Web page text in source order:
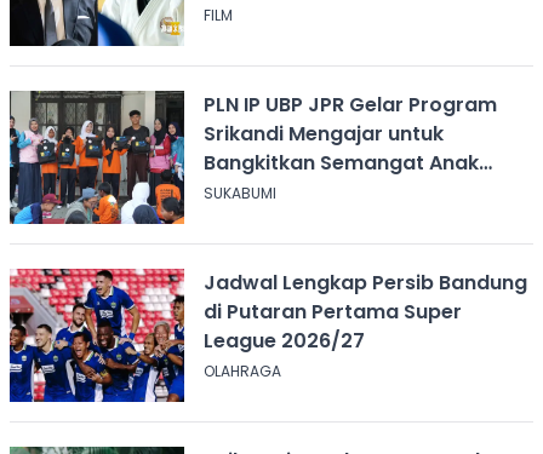
FILM
PLN IP UBP JPR Gelar Program
Srikandi Mengajar untuk
Bangkitkan Semangat Anak
Berkebutuhan Khusus
SUKABUMI
Jadwal Lengkap Persib Bandung
di Putaran Pertama Super
League 2026/27
OLAHRAGA